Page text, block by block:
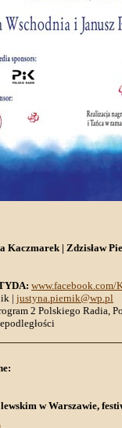
Kaczmarek | Zdzisław
www.facebook.com/
| justyna.piernik@wp.pl
2 Polskiego Radia,
w Warszawie,